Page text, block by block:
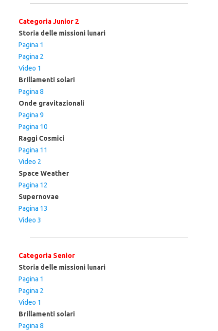
Categoria Junior 2
Storia delle missioni lunari
Pagina 1
Pagina 2
Video 1
Brillamenti solari
Pagina 8
Onde gravitazionali
Pagina 9
Pagina 10
Raggi Cosmici
Pagina 11
Video 2
Space Weather
Pagina 12
Supernovae
Pagina 13
Video 3
Categoria Senior
Storia delle missioni lunari
Pagina 1
Pagina 2
Video 1
Brillamenti solari
Pagina 8